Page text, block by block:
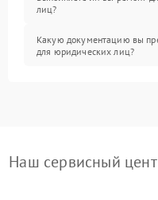
лиц?
Какую документацию вы
для юридических лиц?
Наш сервисный